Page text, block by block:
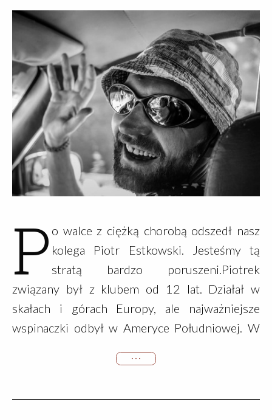
Sportową pod przewodnictwem Marcina
"Szyny" Szymelfeniga!
P o walce z ciężką chorobą odszedł nasz
kolega Piotr Estkowski. Jesteśmy tą
stratą bardzo poruszeni.Piotrek
związany był z klubem od 12 lat. Działał w
skałach i górach Europy, ale najważniejsze
wspinaczki odbył w Ameryce Południowej. W
drogą przez Lodowiec Polaków. Rok później
• • •